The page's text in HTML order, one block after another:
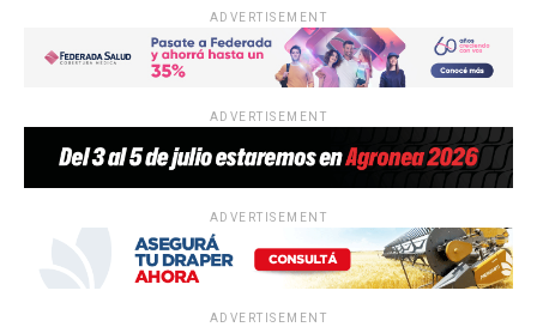
ADVERTISEMENT
ADVERTISEMENT
ADVERTISEMENT
ADVERTISEMENT